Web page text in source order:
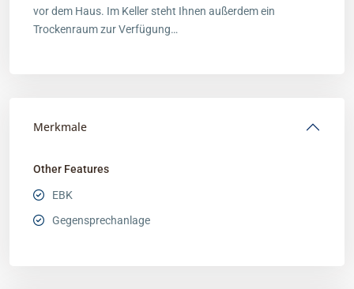
vor dem Haus. Im Keller steht Ihnen außerdem ein
Trockenraum zur Verfügung…
Merkmale
Other Features
EBK
Gegensprechanlage